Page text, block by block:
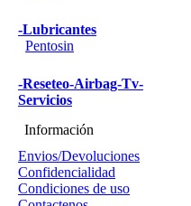
-Lubricantes
Pentosin
-Reseteo-Airbag-Tv-
Servicios
Información
Envios/Devoluciones
Confidencialidad
Condiciones de uso